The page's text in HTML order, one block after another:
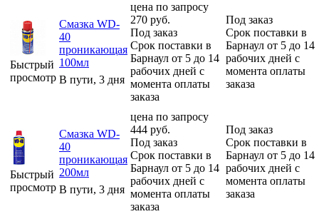
Быстрый
просмотр
Смазка WD-
40
проникающая
100мл
В пути, 3 дня
цена по запросу
270 руб.
Под заказ
Срок поставки в
Барнаул от 5 до 14
рабочих дней с
момента оплаты
заказа
Под заказ
Срок поставки в
Барнаул от 5 до 14
рабочих дней с
момента оплаты
заказа
Быстрый
просмотр
Смазка WD-
40
проникающая
200мл
В пути, 3 дня
цена по запросу
444 руб.
Под заказ
Срок поставки в
Барнаул от 5 до 14
рабочих дней с
момента оплаты
заказа
Под заказ
Срок поставки в
Барнаул от 5 до 14
рабочих дней с
момента оплаты
заказа